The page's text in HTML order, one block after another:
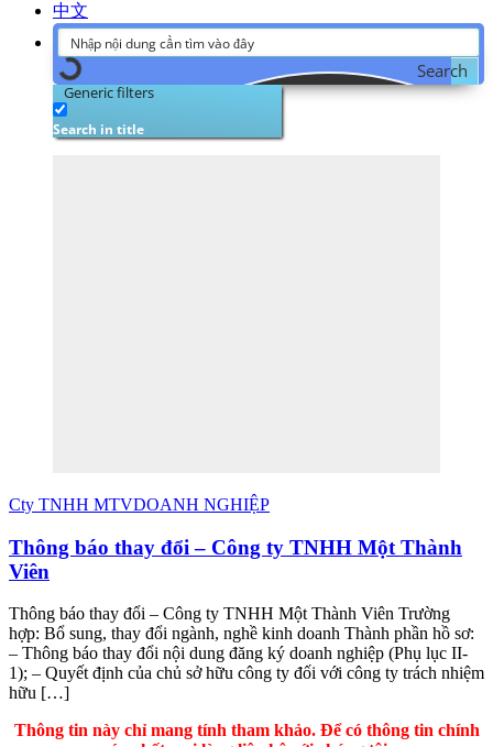
中文
Search
Generic filters
Search in title
Cty TNHH MTVDOANH NGHIỆP
Thông báo thay đổi – Công ty TNHH Một Thành
Viên
Thông báo thay đổi – Công ty TNHH Một Thành Viên Trường
hợp: Bổ sung, thay đổi ngành, nghề kinh doanh Thành phần hồ sơ:
– Thông báo thay đổi nội dung đăng ký doanh nghiệp (Phụ lục II-
1); – Quyết định của chủ sở hữu công ty đối với công ty trách nhiệm
hữu […]
Thông tin này chỉ mang tính tham khảo. Để có thông tin chính